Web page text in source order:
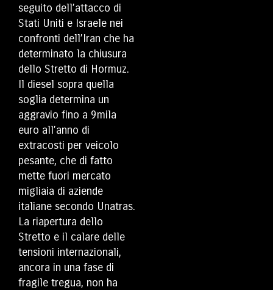
seguito dell’attacco di
Stati Uniti e Israele nei
confronti dell’Iran che ha
determinato la chiusura
dello Stretto di Hormuz.
Il diesel sopra quella
soglia determina un
aggravio fino a 9mila
euro all’anno di
extracosti per veicolo
pesante, che di fatto
mette fuori mercato
migliaia di aziende
italiane secondo Unatras.
La riapertura dello
Stretto e il calare delle
tensioni internazionali,
ancora in una fase di
fragile tregua, non ha